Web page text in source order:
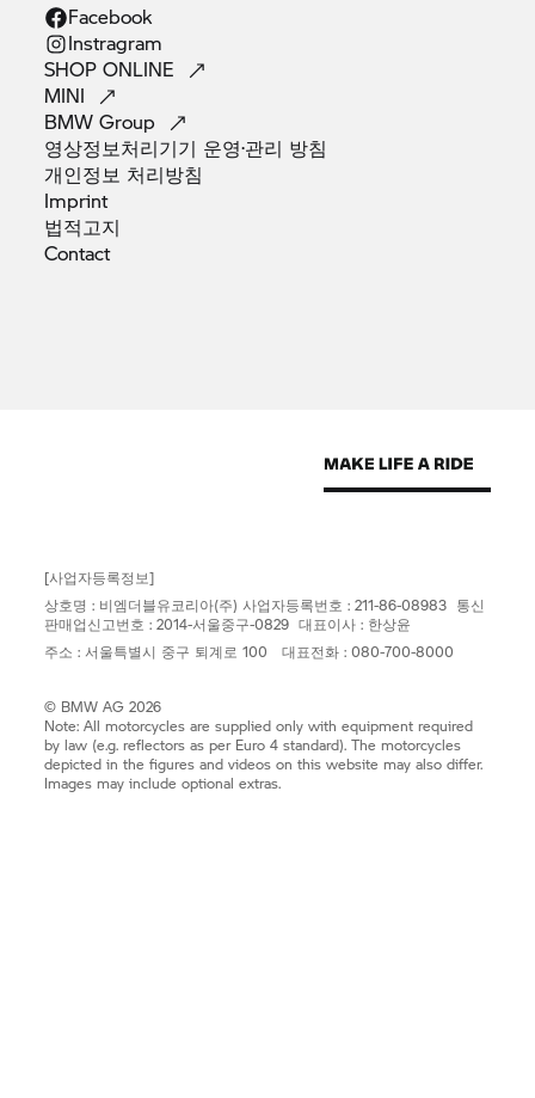
Facebook
Instragram
SHOPONLINE
MINI
BMWGroup
영상정보처리기기 운영·관리 방침
개인정보 처리방침
Imprint
법적고지
Contact
[사업자등록정보]
상호명 : 비엠더블유코리아(주) 사업자등록번호 : 211-86-08983 통신
판매업신고번호 : 2014-서울중구-0829 대표이사 : 한상윤
주소 : 서울특별시 중구 퇴계로 100 대표전화 : 080-700-8000
© BMW AG 2026
Note: All motorcycles are supplied only with equipment required
by law (e.g. reflectors as per Euro 4 standard). The motorcycles
depicted in the figures and videos on this website may also differ.
Images may include optional extras.